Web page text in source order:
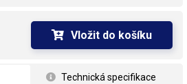
Vložit do košíku
Technická specifikace